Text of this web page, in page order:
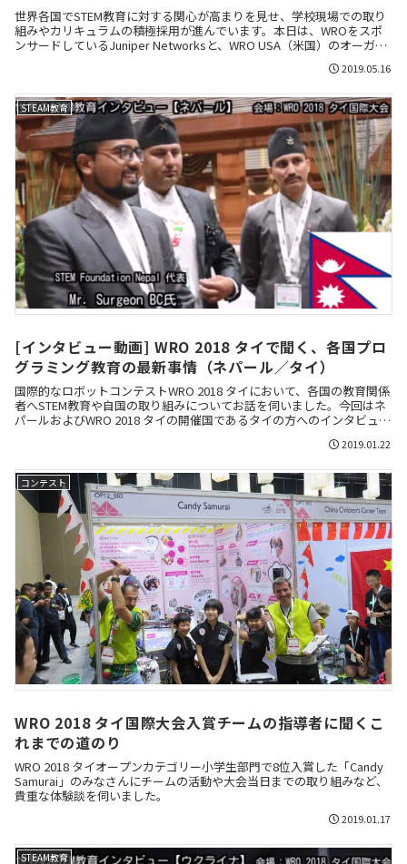
世界各国でSTEM教育に対する関心が高まりを見せ、学校現場での取り
組みやカリキュラムの積極採用が進んでいます。本日は、WROをスポ
ンサードしているJuniper Networksと、WRO USA（米国）のオーガナ
2019.05.16
STEAM教育
[インタビュー動画] WRO 2018 タイで聞く、各国プロ
グラミング教育の最新事情（ネパール／タイ）
国際的なロボットコンテストWRO 2018 タイにおいて、各国の教育関係
者へSTEM教育や自国の取り組みについてお話を伺いました。今回はネ
パールおよびWRO 2018 タイの開催国であるタイの方へのインタビュー
2019.01.22
コンテスト
WRO 2018 タイ国際大会入賞チームの指導者に聞くこ
れまでの道のり
WRO 2018 タイオープンカテゴリー小学生部門で8位入賞した「Candy
Samurai」のみなさんにチームの活動や大会当日までの取り組みなど、
貴重な体験談を伺いました。
2019.01.17
STEAM教育